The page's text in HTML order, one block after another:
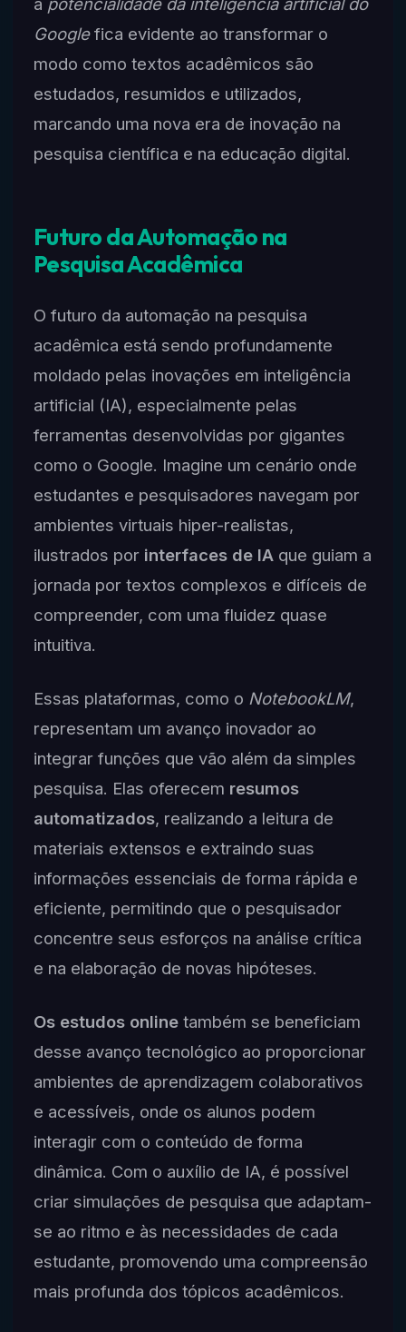
Googlefica evidente ao transformar o
modo como textos acadêmicos são
estudados, resumidos e utilizados,
marcando uma nova era de inovação na
pesquisa científica e na educação digital.
Futuro da Automação na
Pesquisa Acadêmica
O futuro da automação na pesquisa
acadêmica está sendo profundamente
moldado pelas inovações em inteligência
artificial (IA), especialmente pelas
ferramentas desenvolvidas por gigantes
como o Google. Imagine um cenário onde
estudantes e pesquisadores navegam por
ambientes virtuais hiper-realistas,
ilustrados por interfaces de IAque guiam a
jornada por textos complexos e difíceis de
compreender, com uma fluidez quase
intuitiva.
Essas plataformas, como o NotebookLM,
representam um avanço inovador ao
integrar funções que vão além da simples
pesquisa. Elas oferecem resumos
automatizados, realizando a leitura de
materiais extensos e extraindo suas
informações essenciais de forma rápida e
eficiente, permitindo que o pesquisador
concentre seus esforços na análise crítica
e na elaboração de novas hipóteses.
Os estudos onlinetambém se beneficiam
desse avanço tecnológico ao proporcionar
ambientes de aprendizagem colaborativos
e acessíveis, onde os alunos podem
interagir com o conteúdo de forma
dinâmica. Com o auxílio de IA, é possível
criar simulações de pesquisa que adaptam-
se ao ritmo e às necessidades de cada
estudante, promovendo uma compreensão
mais profunda dos tópicos acadêmicos.